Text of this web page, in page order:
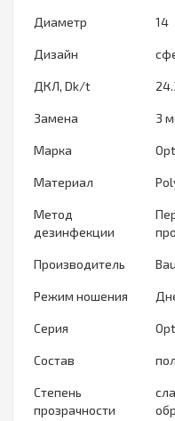
Диаметр 14
Дизайн
ДКЛ, Dk/t
Замена 3
Марка
Материал
Метод
дезинфекции
Производитель
Режим ношения
Серия
Состав
Степень
прозрачности